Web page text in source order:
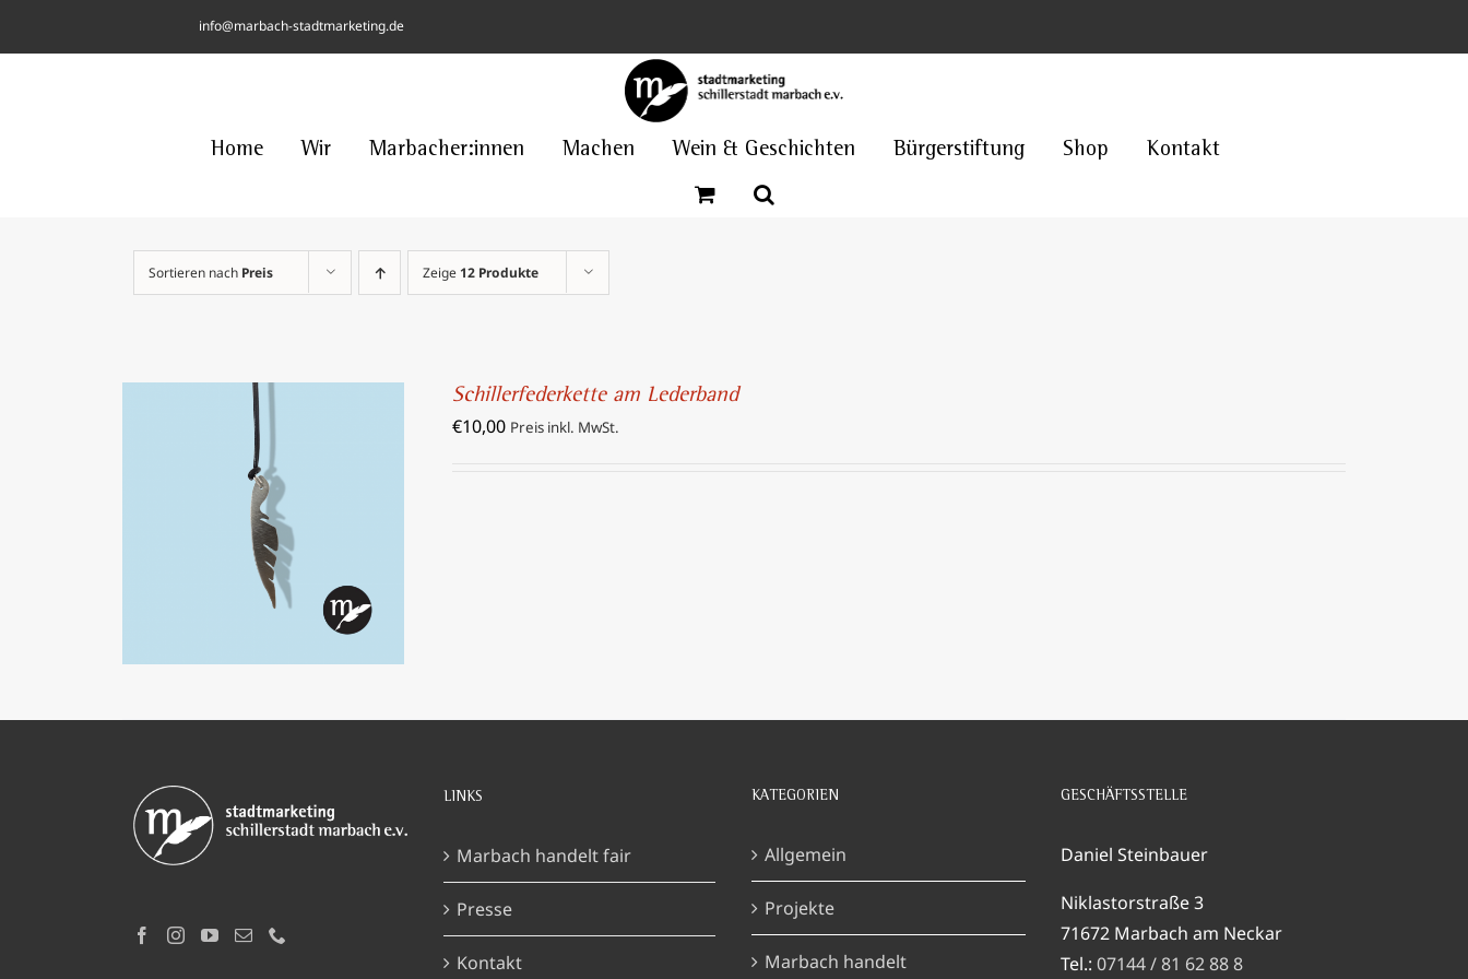
info@marbach-stadtmarketing.de
Home Wir Marbacher:innen Machen Wein & Geschichten Bürgerstiftung Shop Kontakt
Sortieren nach Preis Zeige 12 Produkte
IN DEN WARENKORB
DETAILS
Schillerfederkette am Lederband
€10,00 Preis inkl. MwSt.
LINKS
Marbach handelt fair
Presse
Kontakt
KATEGORIEN
Allgemein
Projekte
Marbach handelt
GESCHÄFTSSTELLE
Daniel Steinbauer
Niklastorstraße 3
71672 Marbach am Neckar
Tel.: 07144 / 81 62 88 8